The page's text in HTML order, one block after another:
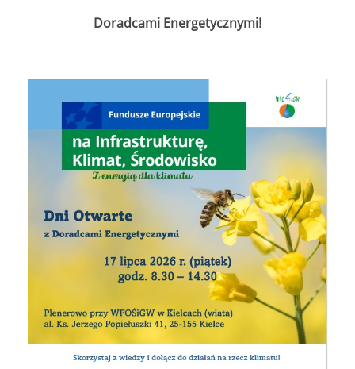
Doradcami Energetycznymi!